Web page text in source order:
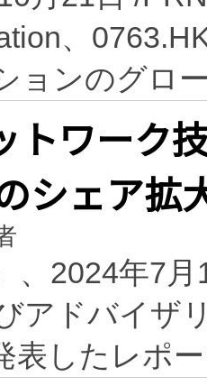
、
ョンのグロ
トワーク
シェア拡
、2024年7
アドバイザ
表したレポ